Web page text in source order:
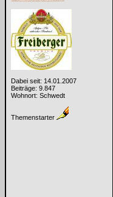
Dabei seit: 14.01.2007
Beiträge: 9.847
Wohnort: Schwedt
Themenstarter